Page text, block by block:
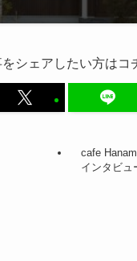
シェアしたい方はコ
cafe
インタビュ